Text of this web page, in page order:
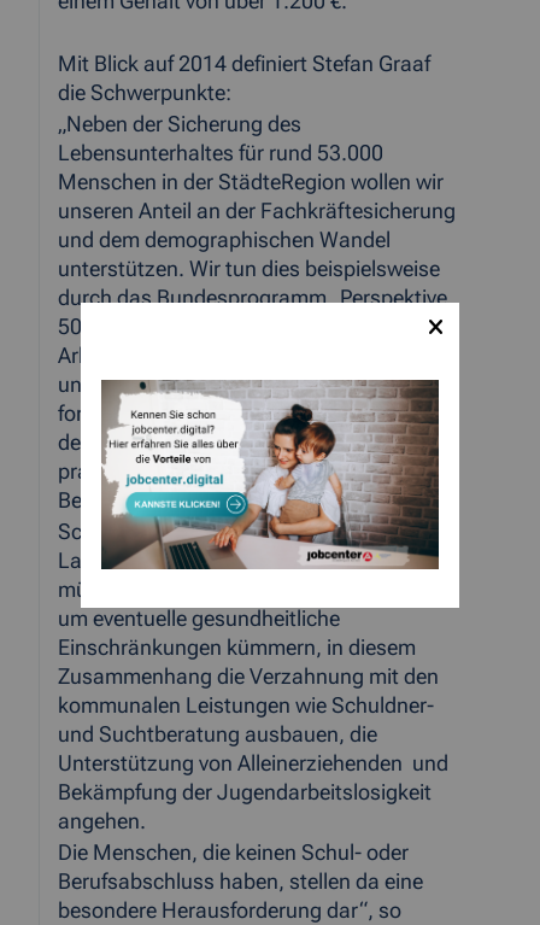
Mit Blick auf 2014 definiert Stefan Graaf
die Schwerpunkte:
„Neben der Sicherung des
Lebensunterhaltes für rund 53.000
Menschen in der StädteRegion wollen wir
unseren Anteil an der Fachkräftesicherung
und dem demographischen Wandel
unterstützen. Wir tun dies beispielsweise
durch das Bundesprogramm „Perspektive
50plus“, in welchem wir älteren
Arbeitslosen besondere Betreuungsformen
und Angebote machen können. Auch
forcieren wir die sogenannte „Förderung
der beruflichen Weiterbildung“, also die
praxisnahe Qualifizierung in konkreten
Berufen / Berufsgruppen.
Schließlich werden wir die Menschen im
Langzeitbezug besonders begleiten
müssen: Uns gemeinsam mit den Kunden
um eventuelle gesundheitliche
Einschränkungen kümmern, in diesem
Zusammenhang die Verzahnung mit den
kommunalen Leistungen wie Schuldner-
und Suchtberatung ausbauen, die
Unterstützung von Alleinerziehenden und
Bekämpfung der Jugendarbeitslosigkeit
angehen.
Die Menschen, die keinen Schul- oder
Berufsabschluss haben, stellen da eine
besondere Herausforderung dar“, so